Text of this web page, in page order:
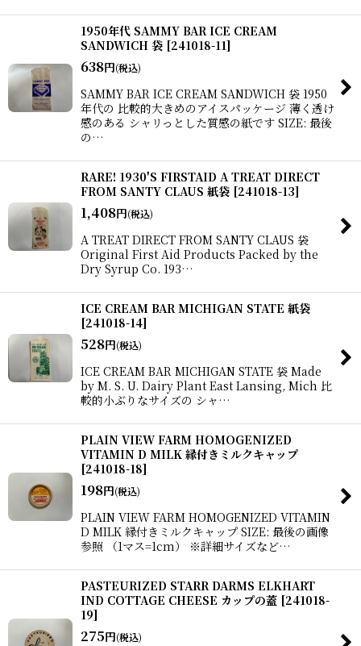
1950年代 SAMMY BAR ICE CREAM
SANDWICH 袋 [241018-11]
638円(税込)
SAMMY BAR ICE CREAM SANDWICH 袋 1950
年代の 比較的大きめのアイスパッケージ 薄く透け
感のある シャリっとした質感の紙です SIZE: 最後
の…
RARE! 1930'S FIRSTAID A TREAT DIRECT
FROM SANTY CLAUS 紙袋 [241018-13]
1,408円(税込)
A TREAT DIRECT FROM SANTY CLAUS 袋
Original First Aid Products Packed by the
Dry Syrup Co. 193…
ICE CREAM BAR MICHIGAN STATE 紙袋
[241018-14]
528円(税込)
ICE CREAM BAR MICHIGAN STATE 袋 Made
by M. S. U. Dairy Plant East Lansing, Mich 比
較的小ぶりなサイズの シャ…
PLAIN VIEW FARM HOMOGENIZED
VITAMIN D MILK 縁付きミルクキャップ
[241018-18]
198円(税込)
PLAIN VIEW FARM HOMOGENIZED VITAMIN
D MILK 縁付きミルクキャップ SIZE: 最後の画像
参照 （1マス=1cm） ※詳細サイズなど…
PASTEURIZED STARR DARMS ELKHART
IND COTTAGE CHEESE カップの蓋 [241018-
19]
275円(税込)